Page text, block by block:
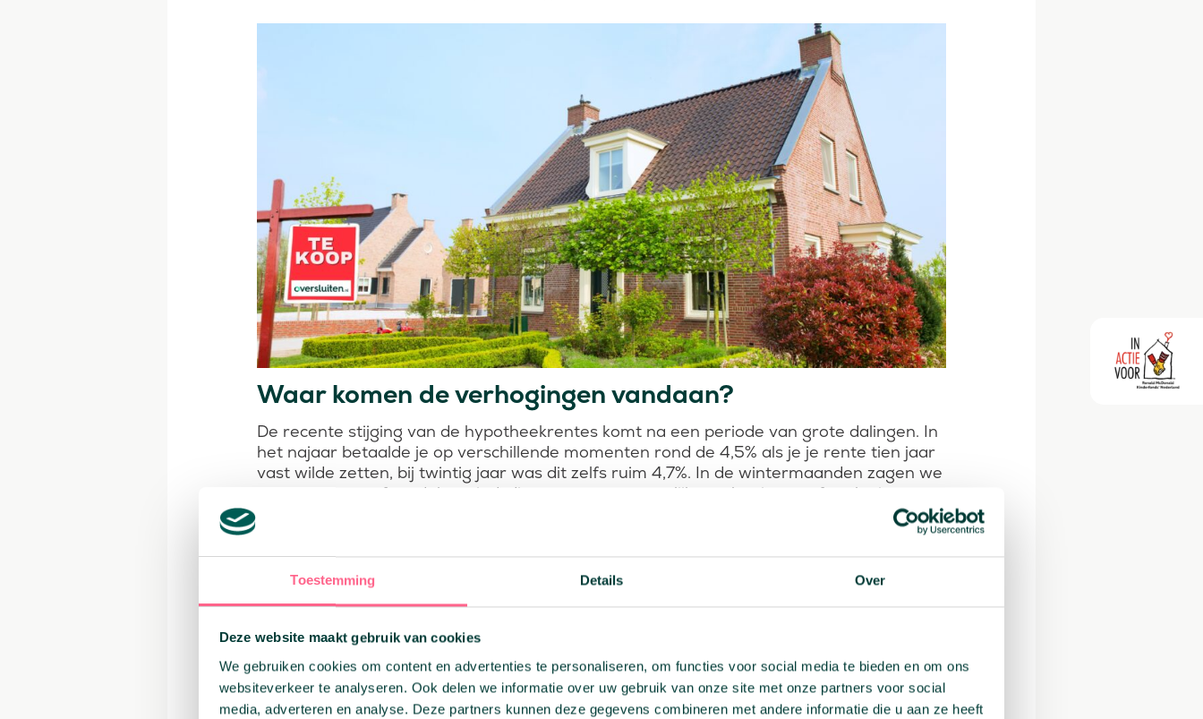
Toestemming Details Over
Deze website maakt gebruik van cookies
We gebruiken cookies om content en advertenties te personaliseren, om functies voor social media te bieden en om ons
websiteverkeer te analyseren. Ook delen we informatie over uw gebruik van onze site met onze partners voor social
media, adverteren en analyse. Deze partners kunnen deze gegevens combineren met andere informatie die u aan ze heeft
Waar komen de verhogingen vandaan?
De recente stijging van de hypotheekrentes komt na een periode van grote dalingen. In
het najaar betaalde je op verschillende momenten rond de 4,5% als je je rente tien jaar
vast wilde zetten, bij twintig jaar was dit zelfs ruim 4,7%. In de wintermaanden zagen we
de rentes weer fors dalen, sindsdien waren er nauwelijks verhogingen of verlagingen.
Rentemarges en concurrentie hebben invloed op
hypotheekrentes
zijn gestegen. Dit betekent dat banken ook meer rente moeten betalen, als ze een
lening aanvragen. Deze hogere kosten worden dan weer doorberekent naar de
tarieven van hen klanten, denk hierbij aan de huizenkopers.